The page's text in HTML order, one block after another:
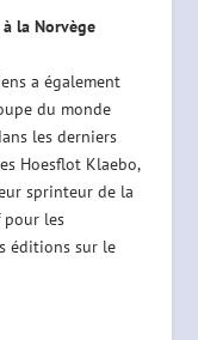
la Norvège
a également
du monde
les derniers
Hoesflot Klaebo,
sprinteur de la
pour les
éditions sur le